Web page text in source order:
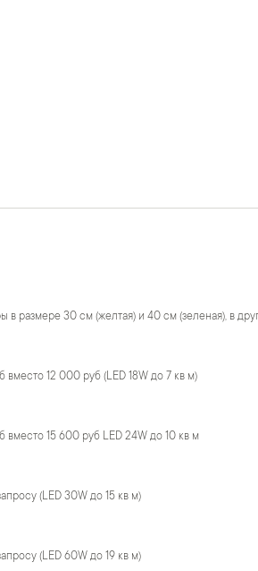
в размере 30 см (желтая) и 40 см (зеленая), в
12 000 руб (LED 18W до 7 кв м)
15 600 руб LED 24W до 10 кв м
(LED 30W до 15 кв м)
(LED 60W до 19 кв м)